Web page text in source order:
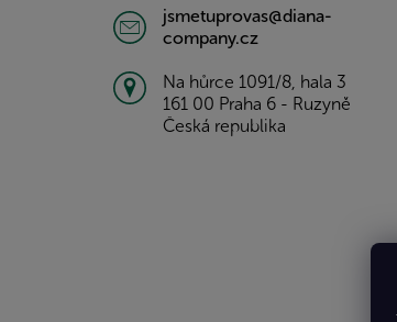
jsmetuprovas@diana-
company.cz
Na hůrce 1091/8, hala 3
161 00 Praha 6 - Ruzyně
Česká republika